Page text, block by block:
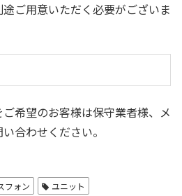
ご用意いただく必要がございま
希望のお客様は保守業者様、メ
合わせください。
フォン ユニット